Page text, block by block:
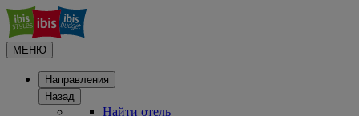
МЕНЮ
Направления
Назад
Найти отель